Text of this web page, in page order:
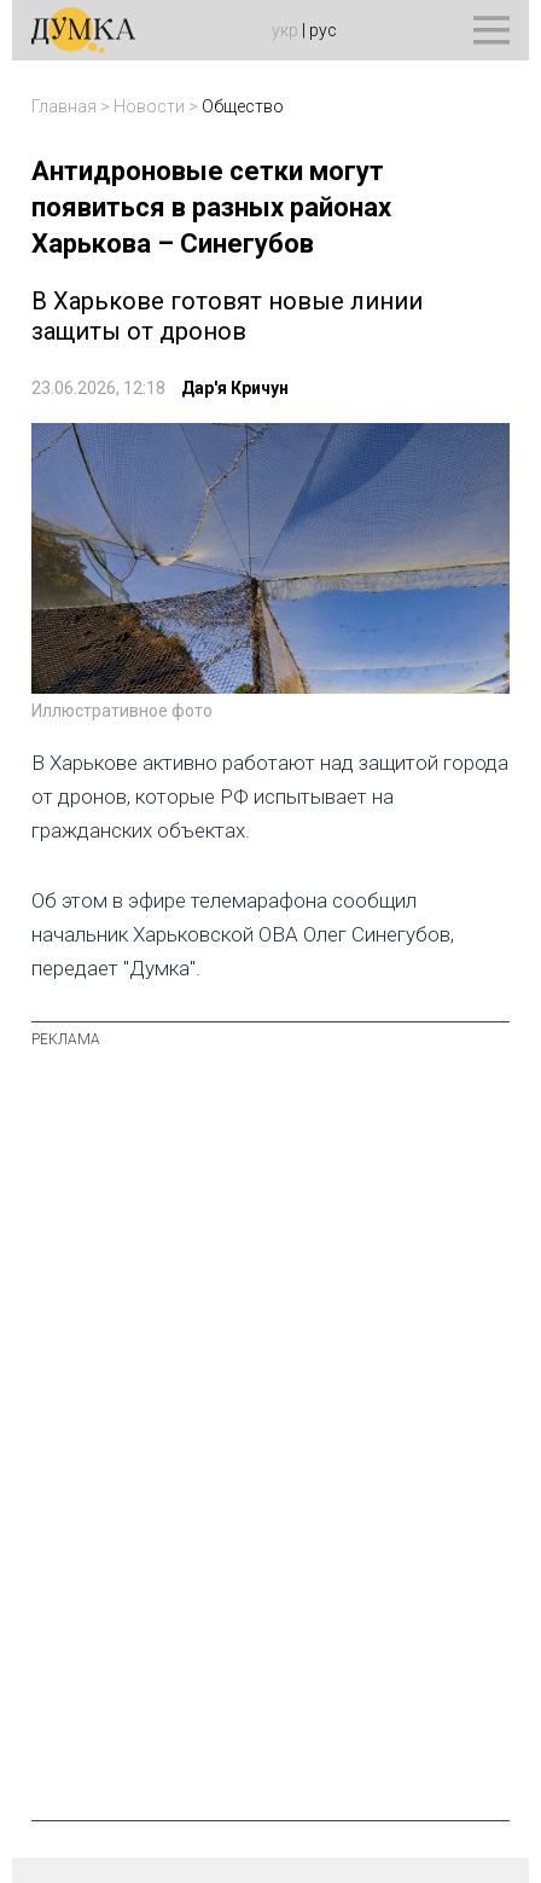
укр рус
Главная > Новости > Общество
Антидроновые сетки могут
появиться в разных районах
Харькова – Синегубов
В Харькове готовят новые линии
защиты от дронов
23.06.2026, 12:18 Дар'я Кричун
Иллюстративное фото
В Харькове активно работают над защитой города
от дронов, которые РФ испытывает на
гражданских объектах.
Об этом в эфире телемарафона сообщил
начальник Харьковской ОВА Олег Синегубов,
передает "Думка".